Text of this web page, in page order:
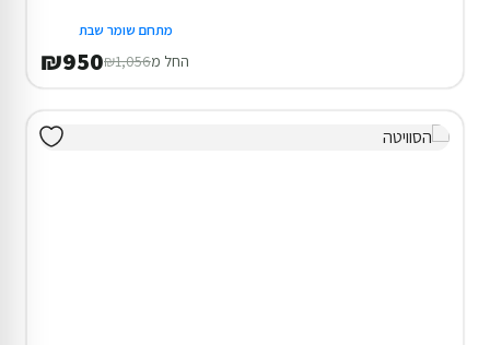
מתחם שומר שבת
החל מ₪1,056
₪950